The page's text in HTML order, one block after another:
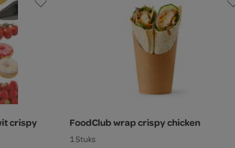
crispy
FoodClub wrap crispy chicken
1 Stuks